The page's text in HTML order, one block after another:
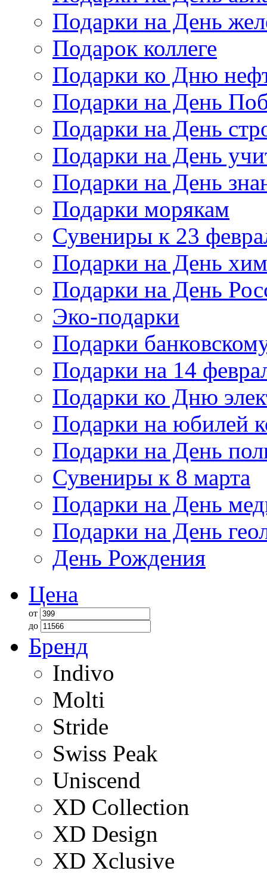
Подарки на День
Подарок коллеге
Подарки ко Дню
Подарки на День
Подарки на День
Подарки на День
Подарки на День
Подарки морякам
Сувениры к 23
Подарки на День
Подарки на День
Эко-подарки
Подарки
Подарки на 14
Подарки ко Дню
Подарки на юбилей
Подарки на День
Сувениры к 8 марта
Подарки на День
Подарки на День
День Рождения
Цена
от
до
Бренд
Indivo
Molti
Stride
Swiss Peak
Uniscend
XD Collection
XD Design
XD Xclusive